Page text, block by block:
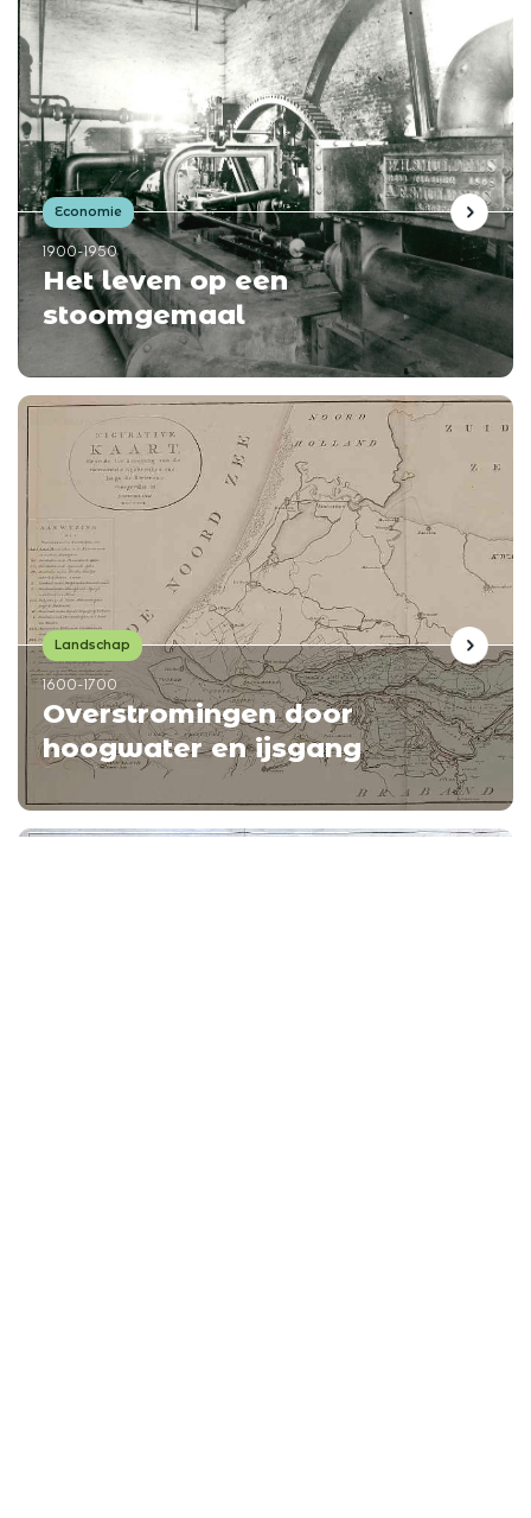
Economie
1900-1950
Het leven op een
stoomgemaal
Landschap
1600-1700
Overstromingen door
hoogwater en ijsgang